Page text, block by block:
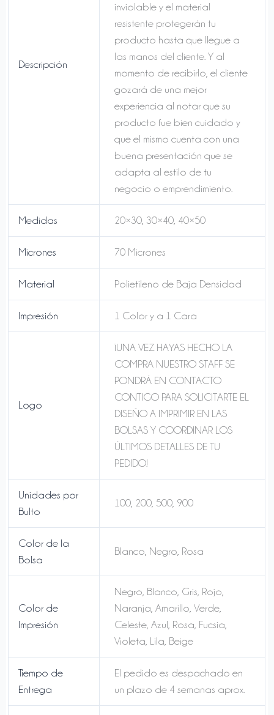
Descripción
inviolable y el material
resistente protegerán tu
producto hasta que llegue a
las manos del cliente. Y al
momento de recibirlo, el cliente
gozará de una mejor
experiencia al notar que su
producto fue bien cuidado y
que el mismo cuenta con una
buena presentación que se
adapta al estilo de tu
negocio o emprendimiento.
Medidas 20×30, 30×40, 40×50
Micrones 70 Micrones
Material Polietileno de Baja Densidad
Impresión 1 Color y a 1 Cara
Logo
¡UNA VEZ HAYAS HECHO LA
COMPRA NUESTRO STAFF SE
PONDRÁ EN CONTACTO
CONTIGO PARA SOLICITARTE EL
DISEÑO A IMPRIMIR EN LAS
BOLSAS Y COORDINAR LOS
ÚLTIMOS DETALLES DE TU
PEDIDO!
Unidades por
Bulto
100, 200, 500, 900
Color de la
Bolsa
Blanco, Negro, Rosa
Color de
Impresión
Negro, Blanco, Gris, Rojo,
Naranja, Amarillo, Verde,
Celeste, Azul, Rosa, Fucsia,
Violeta, Lila, Beige
Tiempo de
Entrega
El pedido es despachado en
un plazo de 4 semanas aprox.